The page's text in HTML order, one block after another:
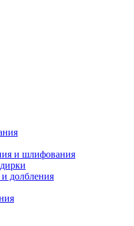
и шлифования
долбления